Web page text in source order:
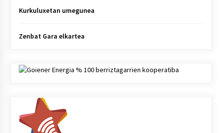
Kurkuluxetan umegunea
Zenbat Gara elkartea